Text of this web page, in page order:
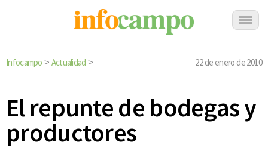
Infocampo > Actualidad > 22 de enero de 2010
El repunte de bodegas y
productores